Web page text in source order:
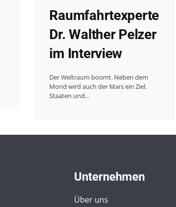
Raumfahrtexperte
Dr. Walther Pelzer
im Interview
Der Weltraum boomt. Neben dem
Mond wird auch der Mars ein Ziel.
Staaten und...
Unternehmen
Über uns